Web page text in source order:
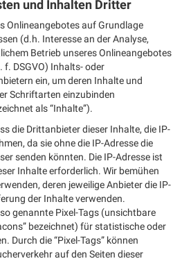
und Inhalten Dritter
Onlineangebotes auf Grundlage
(d.h. Interesse an der Analyse,
Betrieb unseres Onlineangebotes
f. DSGVO) Inhalts- oder
ein, um deren Inhalte und
Schriftarten einzubinden
als “Inhalte”).
die Drittanbieter dieser Inhalte, die IP-
da sie ohne die IP-Adresse die
senden könnten. Die IP-Adresse ist
Inhalte erforderlich. Wir bemühen
deren jeweilige Anbieter die IP-
der Inhalte verwenden.
genannte Pixel-Tags (unsichtbare
bezeichnet) für statistische oder
Durch die “Pixel-Tags” können
auf den Seiten dieser